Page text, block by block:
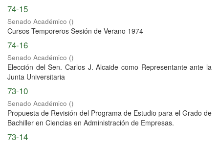
74-15
Senado Académico ()
Cursos Temporeros Sesión de Verano 1974
74-16
Senado Académico ()
Elección del Sen. Carlos J. Alcaide como Representante ante la
Junta Universitaria
73-10
Senado Académico ()
Propuesta de Revisión del Programa de Estudio para el Grado de
Bachiller en Ciencias en Administración de Empresas.
73-14